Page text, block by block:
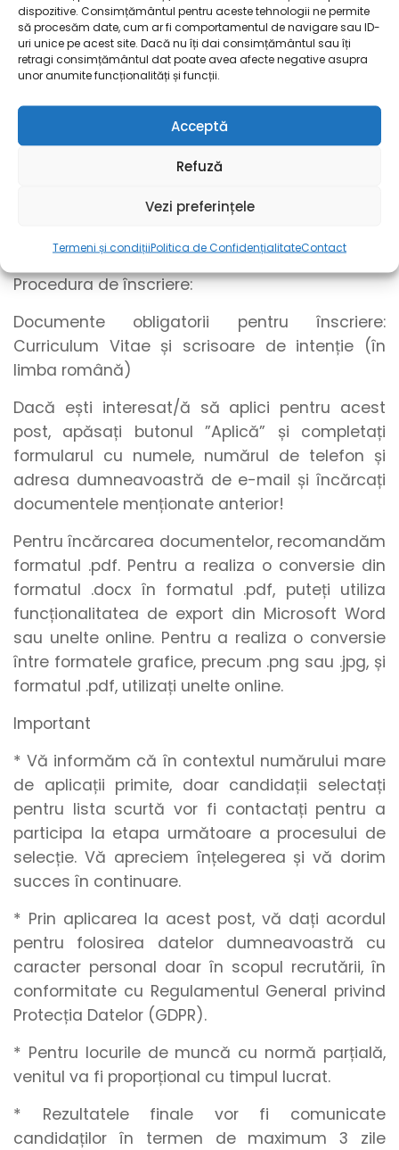
dispozitive. Consimțământul pentru aceste tehnologii ne permite
să procesăm date, cum ar fi comportamentul de navigare sau ID-
uri unice pe acest site. Dacă nu îți dai consimțământul sau îți
retragi consimțământul dat poate avea afecte negative asupra
unor anumite funcționalități și funcții.
Acceptă
Refuză
Vezi preferințele
Termeni și condițiiPolitica de ConfidențialitateContact
• Posibilități deavansareșidezvoltare
profesională
• Acces la spații proprii de cazare la costuri
avantajoase
• Abonamentservicii medicale in rețeaua
• Studii medii + vechime relevantă un an
Procedura de înscriere:
Documente obligatorii pentru înscriere:
Curriculum Vitae și scrisoare de intenție (în
limba română)
Dacă ești interesat/ă să aplici pentru acest
post, apăsați butonul”Aplică” și completați
formularul cu numele, numărul de telefon și
adresa dumneavoastră de e-mail și încărcați
documentele menționate anterior!
Pentru încărcarea documentelor, recomandăm
formatul .pdf. Pentru a realiza o conversie din
formatul .docx în formatul .pdf, puteți utiliza
funcționalitatea de export din Microsoft Word
sau unelte online. Pentru a realiza o conversie
între formatele grafice, precum .png sau .jpg, și
formatul .pdf, utilizați unelte online.
Important
* Vă informăm că în contextul numărului mare
de aplicații primite, doar candidații selectați
pentru lista scurtă vor fi contactați pentru a
participa la etapa următoare a procesului de
selecție. Vă apreciem înțelegerea și vă dorim
succes în continuare.
* Prin aplicarea la acest post, vă dați acordul
pentru folosirea datelor dumneavoastră cu
caracter personal doar în scopul recrutării, în
conformitate cu Regulamentul General privind
Protecția Datelor (GDPR).
* Pentru locurile de muncă cu normă parțială,
venitul va fi proporțional cu timpul lucrat.
* Rezultatele finale vor fi comunicate
candidaților în termen de maximum 3 zile